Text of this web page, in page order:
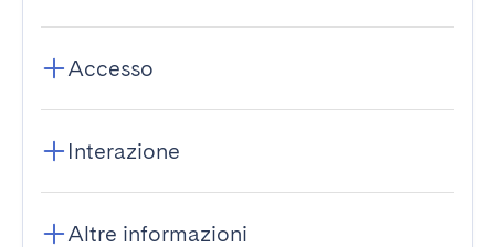
Accesso
Interazione
Altre informazioni